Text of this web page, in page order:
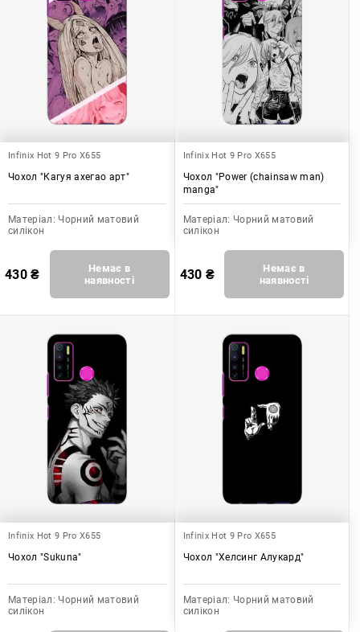
Infinix Hot 9 Pro X655
Чохол "Кагуя ахегао арт"
Матеріал: Чорний матовий
силікон
430₴
Немає в
наявності
Infinix Hot 9 Pro X655
Чохол "Power (chainsaw man)
manga"
Матеріал: Чорний матовий
силікон
430 ₴
Немає в
наявності
Infinix Hot 9 Pro X655
Чохол "Sukuna"
Матеріал: Чорний матовий
силікон
Infinix Hot 9 Pro X655
Чохол "Хелсинг Алукард"
Матеріал: Чорний матовий
силікон